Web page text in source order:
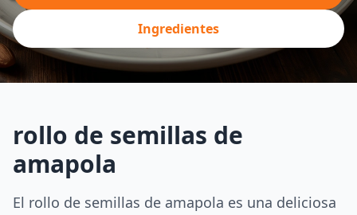
Ingredientes
rollo de semillas de
amapola
El rollo de semillas de amapola es una deliciosa